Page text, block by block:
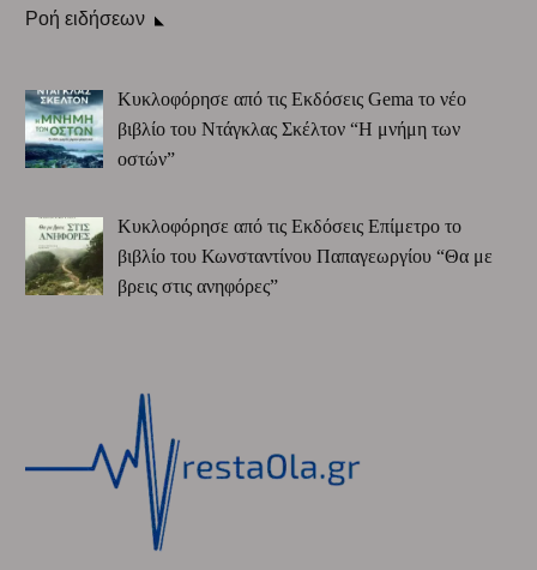
Ροή ειδήσεων
Κυκλοφόρησε από τις Εκδόσεις Gema το νέο
βιβλίο του Ντάγκλας Σκέλτον “Η μνήμη των
οστών”
Κυκλοφόρησε από τις Εκδόσεις Επίμετρο το
βιβλίο του Κωνσταντίνου Παπαγεωργίου “Θα με
βρεις στις ανηφόρες”